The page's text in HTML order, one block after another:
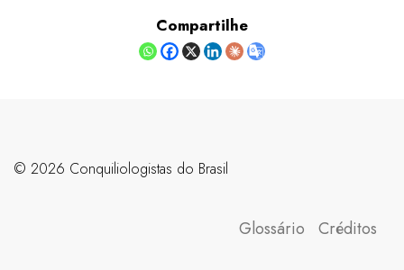
Compartilhe
©️ 2026 Conquiliologistas do Brasil
Glossário Créditos